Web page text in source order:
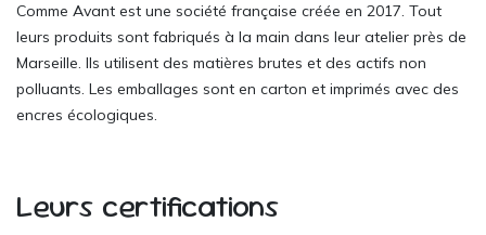
Comme Avant est une société française créée en 2017. Tout
leurs produits sont fabriqués à la main dans leur atelier près de
Marseille. Ils utilisent des matières brutes et des actifs non
polluants. Les emballages sont en carton et imprimés avec des
encres écologiques.
Leurs certifications